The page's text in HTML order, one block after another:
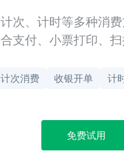
次、计时等多种消
支付、小票打印、
计次消费 收银开单 计
免费试用